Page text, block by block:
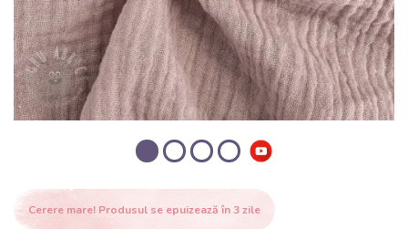
Cerere mare! Produsul se epuizează în 3 zile